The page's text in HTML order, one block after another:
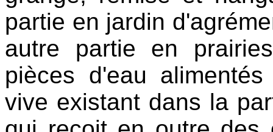
partie en jardin
autre partie en
pièces d'eau
vive existant dans la